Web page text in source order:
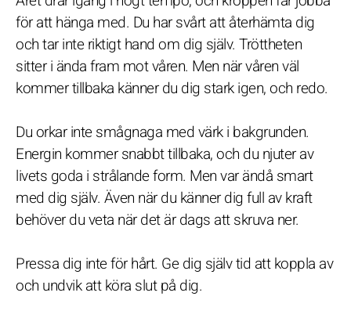
för att hänga med. Du har svårt att återhämta dig
och tar inte riktigt hand om dig själv. Tröttheten
sitter i ända fram mot våren. Men när våren väl
kommer tillbaka känner du dig stark igen, och redo.
Du orkar inte smågnaga med värk i bakgrunden.
Energin kommer snabbt tillbaka, och du njuter av
livets goda i strålande form. Men var ändå smart
med dig själv. Även när du känner dig full av kraft
behöver du veta när det är dags att skruva ner.
Pressa dig inte för hårt. Ge dig själv tid att koppla av
och undvik att köra slut på dig.